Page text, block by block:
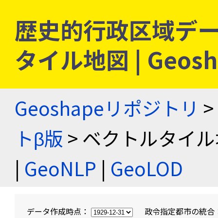
歴史的行政区域デ
タイル地図 |
Geoshapeリポジトリ >
トβ版 > ベクトルタイ
| GeoNLP | GeoLOD
データ作成時点： 政令指定都市の統